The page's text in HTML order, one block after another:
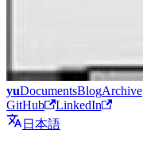
yuDocumentsBlogArchive
GitHub
LinkedIn
日本語